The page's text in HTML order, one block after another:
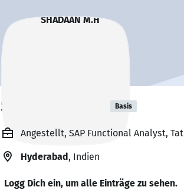
SHADAAN M.H Basis
Angestellt, SAP Functional Analyst,
Hyderabad, Indien
Logg Dich ein, um alle Einträge zu sehen.